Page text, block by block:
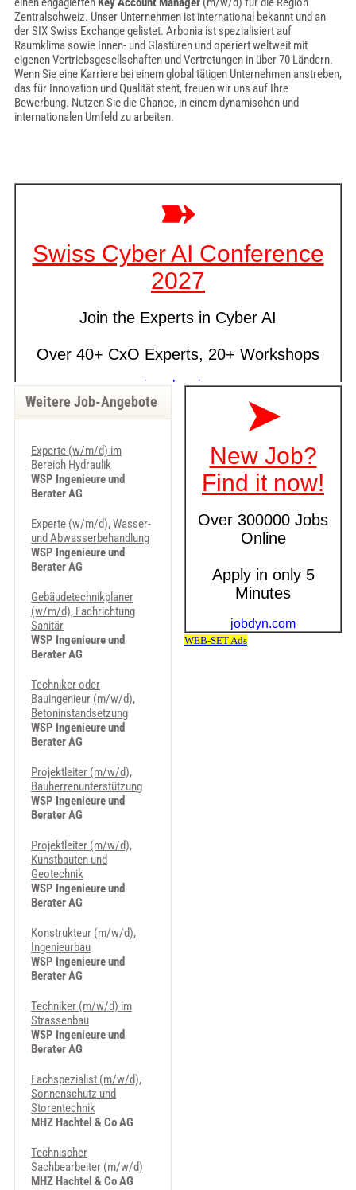
Zentralschweiz. Unser Unternehmen ist international bekannt und an
der SIX Swiss Exchange gelistet. Arbonia ist spezialisiert auf
Raumklima sowie Innen- und Glastüren und operiert weltweit mit
eigenen Vertriebsgesellschaften und Vertretungen in über 70 Ländern.
Wenn Sie eine Karriere bei einem global tätigen Unternehmen anstreben,
das für Innovation und Qualität steht, freuen wir uns auf Ihre
Bewerbung. Nutzen Sie die Chance, in einem dynamischen und
internationalen Umfeld zu arbeiten.
Weitere Job-Angebote
Experte (w/m/d) im
Bereich Hydraulik
WSP Ingenieure und
Berater AG
Experte (w/m/d), Wasser-
und Abwasserbehandlung
WSP Ingenieure und
Berater AG
Gebäudetechnikplaner
(w/m/d), Fachrichtung
Sanitär
WSP Ingenieure und
Berater AG
Techniker oder
Bauingenieur (m/w/d),
Betoninstandsetzung
WSP Ingenieure und
Berater AG
Projektleiter (m/w/d),
Bauherrenunterstützung
WSP Ingenieure und
Berater AG
Projektleiter (m/w/d),
Kunstbauten und
Geotechnik
WSP Ingenieure und
Berater AG
Konstrukteur (m/w/d),
Ingenieurbau
WSP Ingenieure und
Berater AG
Techniker (m/w/d) im
Strassenbau
WSP Ingenieure und
Berater AG
Fachspezialist (m/w/d),
Sonnenschutz und
Storentechnik
MHZ Hachtel & Co AG
Technischer
Sachbearbeiter (m/w/d)
MHZ Hachtel & Co AG